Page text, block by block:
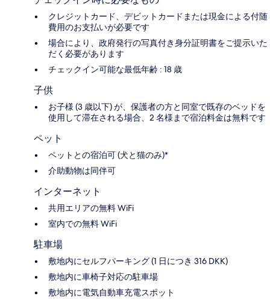
クレジットカード、デビットカードまたは現金による付随
費用のお支払いが必要です
場合により、政府発行の写真付き身分証明書をご提示いた
だく必要があります
チェックイン可能な最低年齢 : 18 歳
子供
お子様 (3 歳以下) が、保護者の方と同室で既存のベッドを
使用して滞在される場合、2 名様まで宿泊料金は無料です
ペット
ペットとの宿泊可 (犬と猫のみ)*
介助動物は同伴可
インターネット
共用エリアの無料 WiFi
室内での無料 WiFi
駐車場
敷地内にセルフパーキング (1 日につき 316 DKK)
敷地内に車椅子対応の駐車場
敷地内に電気自動車充電スポット